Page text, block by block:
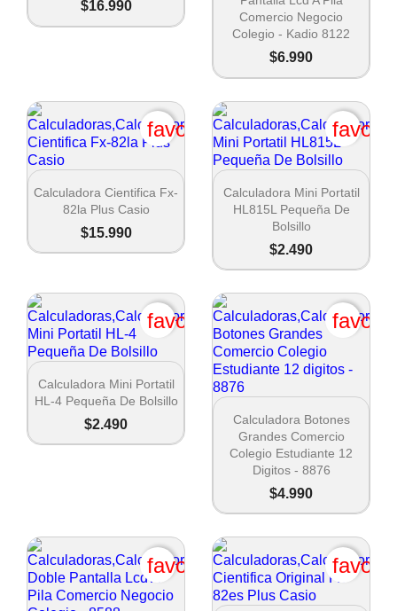
$16.990
Comercio Negocio
Colegio - Kadio 8122
$6.990
 Vista rápida
Calculadora Cientifica Fx-
82la Plus Casio
$15.990
favorite_border
 Vista rápida
Calculadora Mini Portatil
HL815L Pequeña De
Bolsillo
$2.490
 Vista rápida
Calculadora Mini Portatil
HL-4 Pequeña De Bolsillo
$2.490
favorite_border
 Vista rápida
Calculadora Botones
Grandes Comercio
Colegio Estudiante 12
Digitos - 8876
$4.990
favorite_border